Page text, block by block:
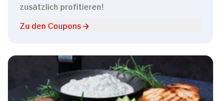
zusätzlich profitieren!
Zu den Coupons